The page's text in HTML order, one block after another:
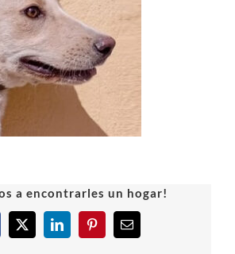
a encontrarles un hogar!
X LinkedInPinterestCorreo